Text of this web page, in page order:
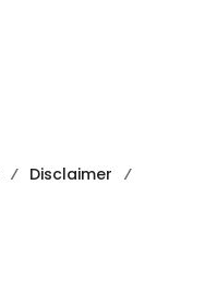
Disclaimer